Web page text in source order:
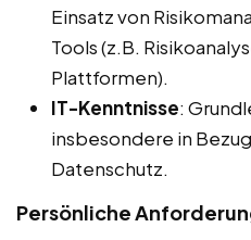
Einsatz von
Tools (z.B.
Plattformen).
IT-Kenntnisse:
insbesondere in
Datenschutz.
Persönliche